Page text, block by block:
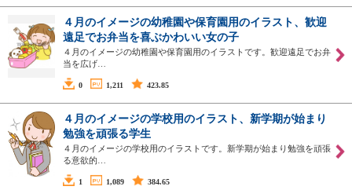
４月のイメージの幼稚園や保育園用のイラスト、歓迎
遠足でお弁当を喜ぶかわいい女の子
４月のイメージの幼稚園や保育園用のイラストです。歓迎遠足でお弁
当を広げ…
0 1,211 423.85
４月のイメージの学校用のイラスト、新学期が始まり
勉強を頑張る学生
４月のイメージの学校用のイラストです。新学期が始まり勉強を頑張
る意欲的…
1 1,089 384.65